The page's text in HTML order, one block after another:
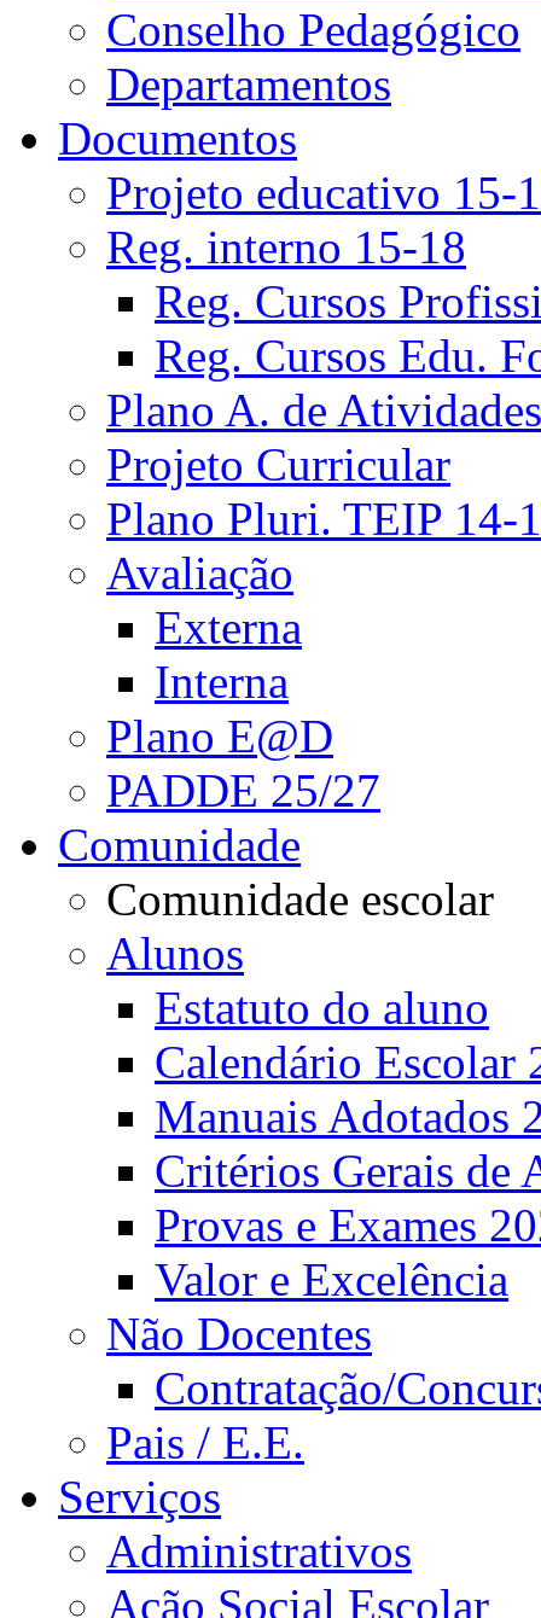
Conselho Pedagógico
Departamentos
Documentos
Projeto educativo 15-
Reg. interno 15-18
Reg. Cursos
Reg. Cursos Edu.
Plano A. de Atividades
Projeto Curricular
Plano Pluri. TEIP 14-
Avaliação
Externa
Interna
Plano E@D
PADDE 25/27
Comunidade
Comunidade escolar
Alunos
Estatuto do aluno
Calendário Escolar
Manuais Adotados
Critérios Gerais de
Provas e Exames
Valor e Excelência
Não Docentes
Contratação/
Pais / E.E.
Serviços
Administrativos
Ação Social Escolar